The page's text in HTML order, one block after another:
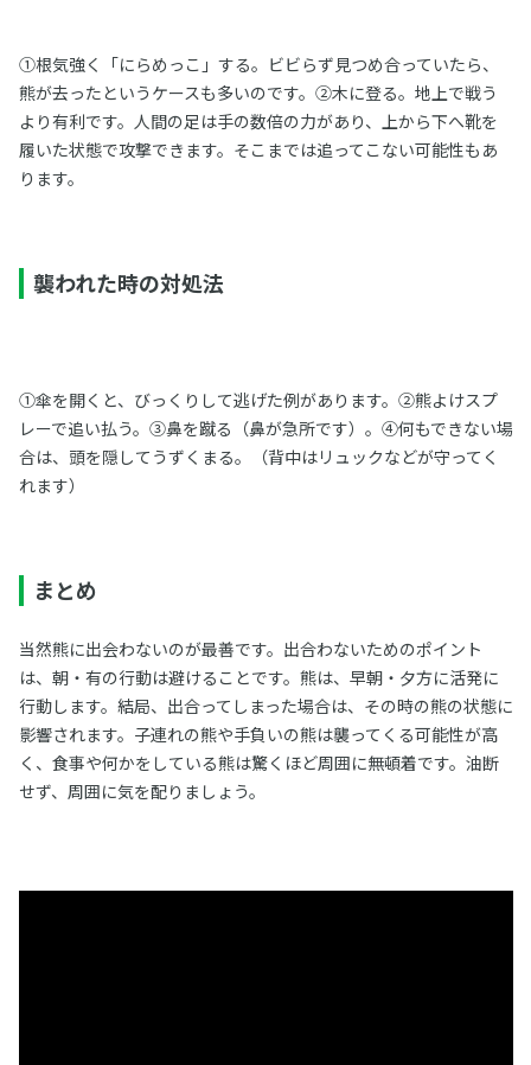
①根気強く「にらめっこ」する。ビビらず見つめ合っていたら、
熊が去ったというケースも多いのです。②木に登る。地上で戦う
より有利です。人間の足は手の数倍の力があり、上から下へ靴を
履いた状態で攻撃できます。そこまでは追ってこない可能性もあ
ります。
襲われた時の対処法
①傘を開くと、びっくりして逃げた例があります。②熊よけスプ
レーで追い払う。③鼻を蹴る（鼻が急所です）。④何もできない場
合は、頭を隠してうずくまる。（背中はリュックなどが守ってく
れます）
まとめ
当然熊に出会わないのが最善です。出合わないためのポイント
は、朝・有の行動は避けることです。熊は、早朝・夕方に活発に
行動します。結局、出合ってしまった場合は、その時の熊の状態に
影響されます。子連れの熊や手負いの熊は襲ってくる可能性が高
く、食事や何かをしている熊は驚くほど周囲に無頓着です。油断
せず、周囲に気を配りましょう。